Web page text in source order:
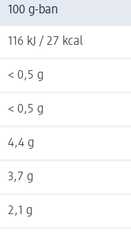
100 g-ban
116 kJ / 27 kcal
< 0,5 g
< 0,5 g
4,4 g
3,7 g
2,1 g